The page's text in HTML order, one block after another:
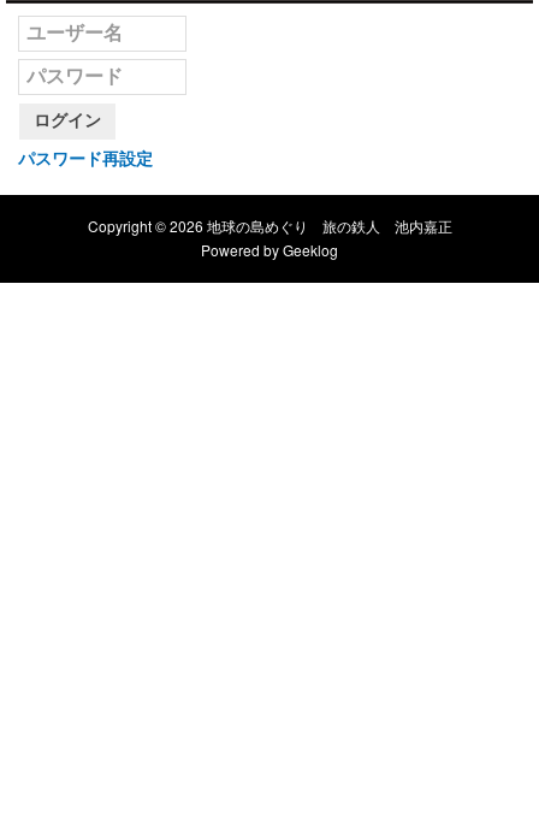
ログイン
パスワード再設定
Copyright © 2026 地球の島めぐり 旅の鉄人 池内嘉正
Powered byGeeklog